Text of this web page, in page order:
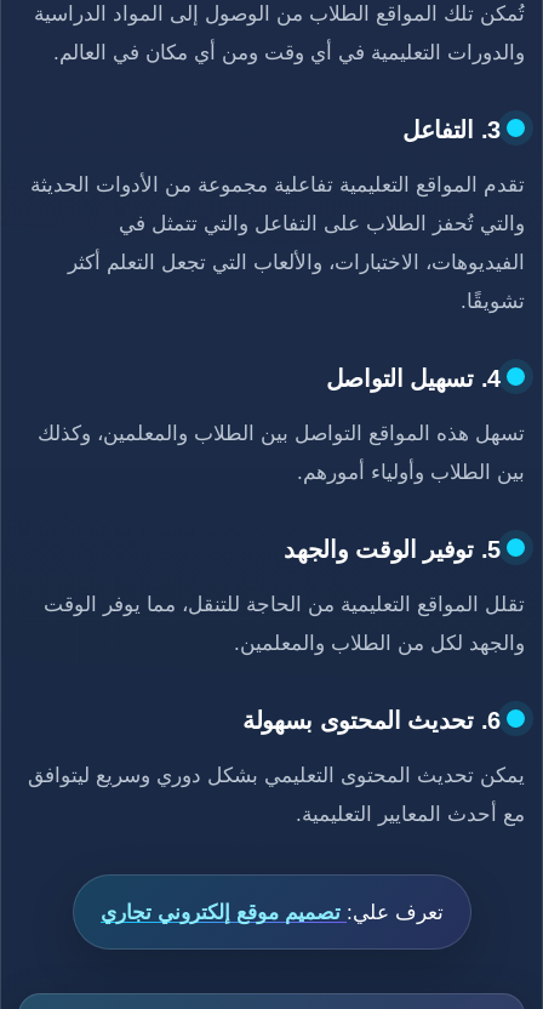
تُمكن تلك المواقع الطلاب من الوصول إلى المواد الدراسية
والدورات التعليمية في أي وقت ومن أي مكان في العالم.
3. التفاعل
تقدم المواقع التعليمية تفاعلية مجموعة من الأدوات الحديثة
والتي تُحفز الطلاب على التفاعل والتي تتمثل في
الفيديوهات، الاختبارات، والألعاب التي تجعل التعلم أكثر
تشويقًا.
4. تسهيل التواصل
تسهل هذه المواقع التواصل بين الطلاب والمعلمين، وكذلك
بين الطلاب وأولياء أمورهم.
5. توفير الوقت والجهد
تقلل المواقع التعليمية من الحاجة للتنقل، مما يوفر الوقت
والجهد لكل من الطلاب والمعلمين.
6. تحديث المحتوى بسهولة
يمكن تحديث المحتوى التعليمي بشكل دوري وسريع ليتوافق
مع أحدث المعايير التعليمية.
تعرف علي: تصميم موقع إلكتروني تجاري